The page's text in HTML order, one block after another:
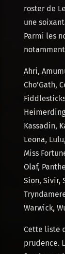
roster de
une
Parmi les
Ahri,
Cho’Gath,
Kassadin,
Leona,
Miss
Olaf,
Sion, Sivir,
Warwick,
Cette liste
prudence.